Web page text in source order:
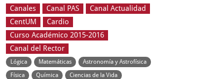
Canales Canal PAS
Canal Actualidad
CentUM
Cardio
Curso Académico 2015-2016
Canal del Rector
Lógica Matemáticas
Astronomía y Astrofísica
Física
Química
Ciencias de la Vida